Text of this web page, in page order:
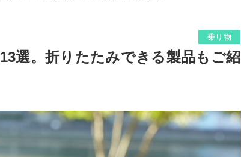
乗り物
選。折りたたみできる製品もご紹